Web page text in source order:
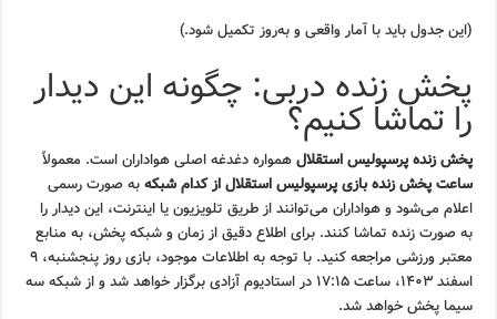
(این جدول باید با آمار واقعی و به‌روز تکمیل شود.)
پخش زنده دربی: چگونه این دیدار
را تماشا کنیم؟
پخش زنده پرسپولیس استقلالهمواره دغدغه اصلی هواداران است. معمولاً
ساعت پخش زنده بازی پرسپولیس استقلال از کدام شبکهبه صورت رسمی
اعلام می‌شود و هواداران می‌توانند از طریق تلویزیون یا اینترنت، این دیدار را
به صورت زنده تماشا کنند. برای اطلاع دقیق از زمان و شبکه پخش، به منابع
معتبر ورزشی مراجعه کنید. با توجه به اطلاعات موجود، بازی روز پنجشنبه، ۹
اسفند ۱۴۰۳، ساعت ۱۷:۱۵ در استادیوم آزادی برگزار خواهد شد و از شبکه سه
سیما پخش خواهد شد.